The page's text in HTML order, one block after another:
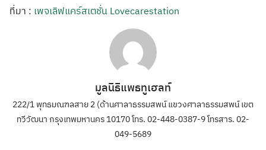
ที่มา : เพจเลิฟแคร์สเตชั่น Lovecarestation
มูลนิธิแพธทูเฮลท์
222/1 พุทธมณฑลสาย 2 (ด้านศาลาธรรมสพน์ แขวงศาลาธรรมสพน์ เขต
ทวีวัฒนา กรุงเทพมหานคร 10170 โทร. 02-448-0387-9 โทรสาร. 02-
049-5689